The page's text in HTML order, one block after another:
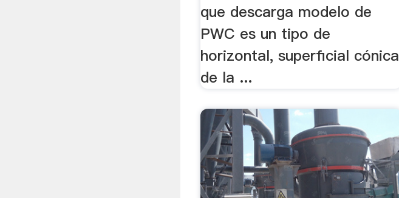
que descarga modelo de
PWC es un tipo de
horizontal, superficial cónica
de la ...